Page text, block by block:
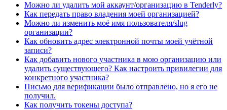
Можно ли удалить мой аккаунт/организацию в Tenderly?
Как передать право владения моей организацией?
Можно ли изменить моё имя пользователя/slug
организации?
Как обновить адрес электронной почты моей учётной
записи?
Как добавить нового участника в мою организацию или
удалить существующего? Как настроить привилегии для
конкретного участника?
Письмо для верификации было отправлено, но я его не
получил.
Как получить токены доступа?